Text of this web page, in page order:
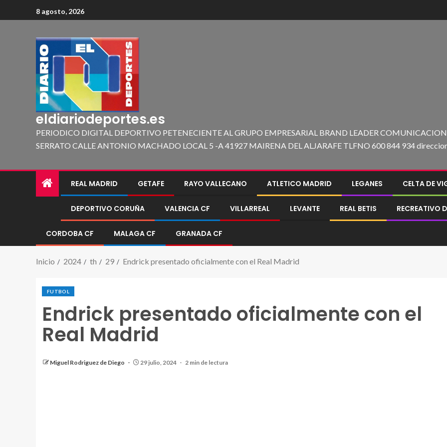
8 agosto, 2026
eldiariodeportes.es
PERIODICO DIGITAL DEPORTIVO PETENECIENTE AL GRUPO EMPRESARIAL BRAND LEADER
SERRATO CALLE ANTONIO MACHADO LOCAL 5 -A 41927 MAIRENA DEL ALJARAFE TLFNO 600 844 934
REAL MADRID GETAFE RAYO VALLECANO ATLETICO MADRID LEGANES CELTA DE
DEPORTIVO CORUÑA VALENCIA CF VILLARREAL LEVANTE REAL BETIS RECREATIVO
CORDOBA CF MALAGA CF GRANADA CF
Inicio 2024 th 29 Endrick presentado oficialmente con el Real Madrid
FUTBOL
Endrick presentado oficialmente con el
Real Madrid
Miguel Rodriguez de Diego 29 julio, 2024 2 min de lectura